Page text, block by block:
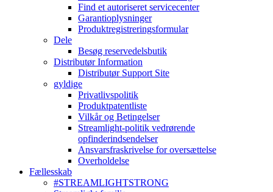
Find et autoriseret servicecenter
Garantioplysninger
Produktregistreringsformular
Dele
Besøg reservedelsbutik
Distributør Information
Distributør Support Site
gyldige
Privatlivspolitik
Produktpatentliste
Vilkår og Betingelser
Streamlight-politik vedrørende
opfinderindsendelser
Ansvarsfraskrivelse for oversættelse
Overholdelse
Fællesskab
#STREAMLIGHTSTRONG